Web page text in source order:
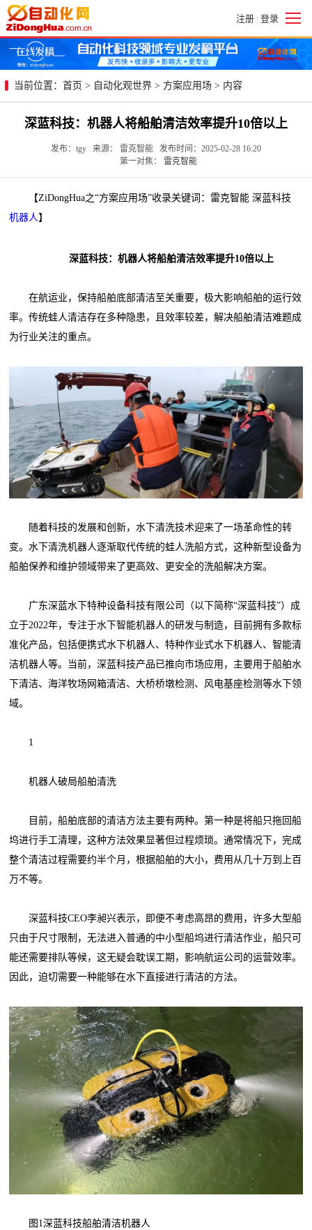
注册 | 登录
当前位置： 首页 > 自动化观世界 > 方案应用场 > 内容
深蓝科技：机器人将船舶清洁效率提升10倍以上
发布：tgy 来源： 雷克智能 发布时间：2025-02-28 16:20
第一对焦：
雷克智能
【ZiDongHua之“方案应用场”收录关键词：雷克智能 深蓝科技
机器人 】
深蓝科技：机器人将船舶清洁效率提升10倍以上
在航运业，保持船舶底部清洁至关重要，极大影响船舶的运行效
率。传统蛙人清洁存在多种隐患，且效率较差，解决船舶清洁难题成
为行业关注的重点。
随着科技的发展和创新，水下清洗技术迎来了一场革命性的转
变。水下清洗机器人逐渐取代传统的蛙人洗船方式，这种新型设备为
船舶保养和维护领域带来了更高效、更安全的洗船解决方案。
广东深蓝水下特种设备科技有限公司（以下简称“深蓝科技”）成
立于2022年，专注于水下智能机器人的研发与制造，目前拥有多款标
准化产品，包括便携式水下机器人、特种作业式水下机器人、智能清
洁机器人等。当前，深蓝科技产品已推向市场应用，主要用于船舶水
下清洁、海洋牧场网箱清洁、大桥桥墩检测、风电基座检测等水下领
域。
1
机器人破局船舶清洗
目前，船舶底部的清洁方法主要有两种。第一种是将船只拖回船
坞进行手工清理，这种方法效果显著但过程烦琐。通常情况下，完成
整个清洁过程需要约半个月，根据船舶的大小，费用从几十万到上百
万不等。
深蓝科技CEO李昶兴表示，即便不考虑高昂的费用，许多大型船
只由于尺寸限制，无法进入普通的中小型船坞进行清洁作业，船只可
能还需要排队等候，这无疑会耽误工期，影响航运公司的运营效率。
因此，迫切需要一种能够在水下直接进行清洁的方法。
图1深蓝科技船舶清洁机器人